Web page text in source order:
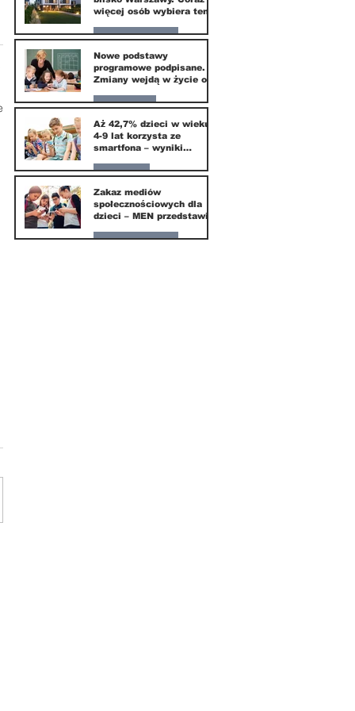
więcej osób wybiera ten
Nasze miasto
20 mar
Nowe podstawy
programowe podpisane.
Zmiany wejdą w życie od
Edukacja
16 mar
Aż 42,7% dzieci w wieku
4-9 lat korzysta ze
smartfona – wyniki
Instytutu Mediów
Parents
1 mar
Zakaz mediów
społecznościowych dla
dzieci – MEN przedstawia
Nasze miasto